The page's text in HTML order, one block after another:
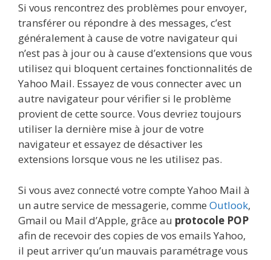
Si vous rencontrez des problèmes pour envoyer,
transférer ou répondre à des messages, c’est
généralement à cause de votre navigateur qui
n’est pas à jour ou à cause d’extensions que vous
utilisez qui bloquent certaines fonctionnalités de
Yahoo Mail. Essayez de vous connecter avec un
autre navigateur pour vérifier si le problème
provient de cette source. Vous devriez toujours
utiliser la dernière mise à jour de votre
navigateur et essayez de désactiver les
extensions lorsque vous ne les utilisez pas.
Si vous avez connecté votre compte Yahoo Mail à
un autre service de messagerie, comme Outlook,
Gmail ou Mail d’Apple, grâce au protocole POP
afin de recevoir des copies de vos emails Yahoo,
il peut arriver qu’un mauvais paramétrage vous